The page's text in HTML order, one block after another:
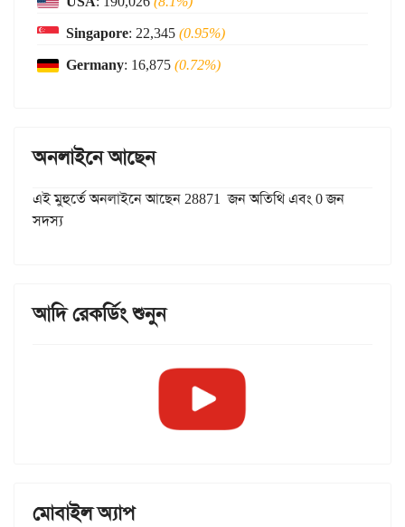
Singapore: 22,345(0.95%)
Germany: 16,875(0.72%)
অনলাইনে আছেন
এই মুহুর্তে অনলাইনে আছেন 28871 জন অতিথি এবং 0 জন
সদস্য
আদি রেকর্ডিং শুনুন
মোবাইল অ্যাপ